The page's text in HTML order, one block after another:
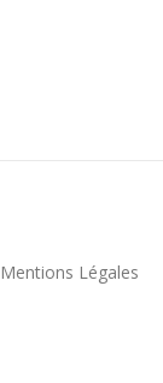
Mentions Légales